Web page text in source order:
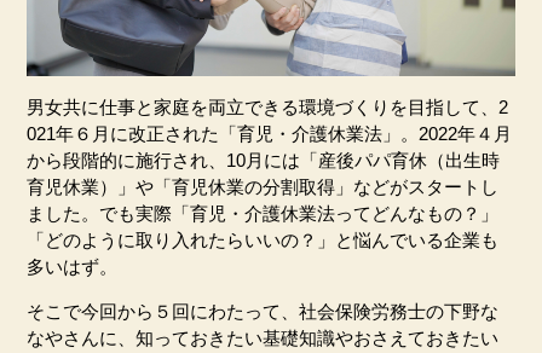
男女共に仕事と家庭を両立できる環境づくりを目指して、2
021年６月に改正された「育児・介護休業法」。2022年４月
から段階的に施行され、10月には「産後パパ育休（出生時
育児休業）」や「育児休業の分割取得」などがスタートし
ました。でも実際「育児・介護休業法ってどんなもの？」
「どのように取り入れたらいいの？」と悩んでいる企業も
多いはず。
そこで今回から５回にわたって、社会保険労務士の下野な
なやさんに、知っておきたい基礎知識やおさえておきたい